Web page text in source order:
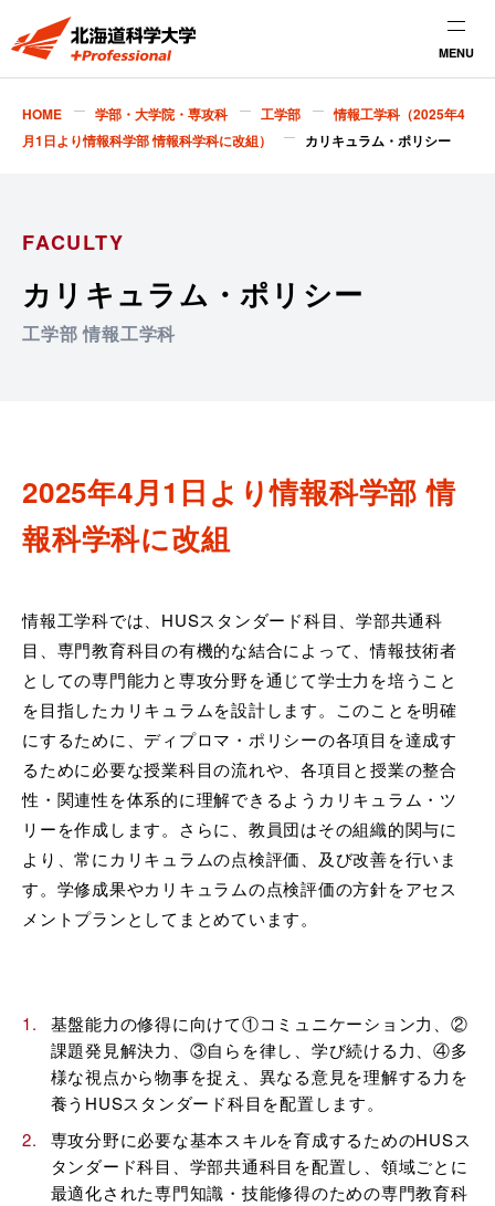
MENU
HOME 学部・大学院・専攻科 工学部
情報工学科（2025年4
月1日より情報科学部 情報科学科に改組）
カリキュラム・ポリシー
FACULTY
カリキュラム・ポリシー
工学部 情報工学科
2025年4月1日より情報科学部 情
報科学科に改組
情報工学科では、HUSスタンダード科目、学部共通科
目、専門教育科目の有機的な結合によって、情報技術者
としての専門能力と専攻分野を通じて学士力を培うこと
を目指したカリキュラムを設計します。このことを明確
にするために、ディプロマ・ポリシーの各項目を達成す
るために必要な授業科目の流れや、各項目と授業の整合
性・関連性を体系的に理解できるようカリキュラム・ツ
リーを作成します。さらに、教員団はその組織的関与に
より、常にカリキュラムの点検評価、及び改善を行いま
す。学修成果やカリキュラムの点検評価の方針をアセス
メントプランとしてまとめています。
基盤能力の修得に向けて①コミュニケーション力、②
課題発見解決力、③自らを律し、学び続ける力、④多
様な視点から物事を捉え、異なる意見を理解する力を
養うHUSスタンダード科目を配置します。
専攻分野に必要な基本スキルを育成するためのHUSス
タンダード科目、学部共通科目を配置し、領域ごとに
最適化された専門知識・技能修得のための専門教育科